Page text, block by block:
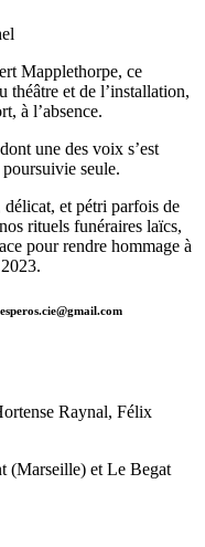
Mapplethorpe, ce
théâtre et de l’installation,
à l’absence.
une des voix s’est
seule.
délicat, et pétri parfois de
rituels funéraires laïcs,
pour rendre hommage à
Raynal, Félix
(Marseille) et Le Begat